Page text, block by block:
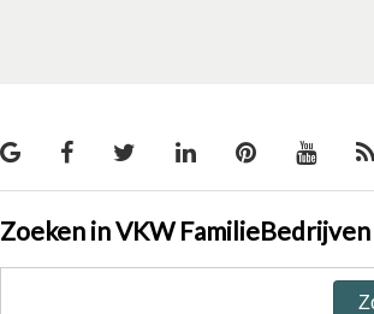
Zoeken in VKW FamilieBedrijven